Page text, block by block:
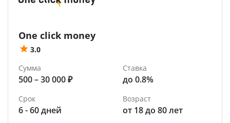
One click money
3.0
Сумма
500 – 30 000 ₽
Ставка
до 0.8%
Срок
6 - 60 дней
Возраст
от 18 до 80 лет